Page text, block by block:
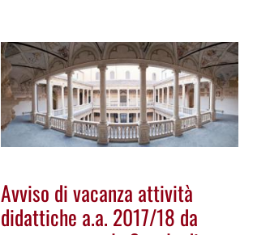
Avviso di vacanza attività
didattiche a.a. 2017/18 da